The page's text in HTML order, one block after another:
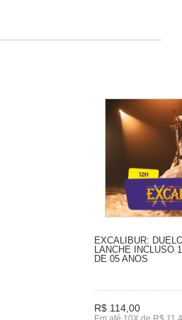
EXCALIBUR:
LANCHE INCLUSO
DE 05 ANOS
R$ 114,00